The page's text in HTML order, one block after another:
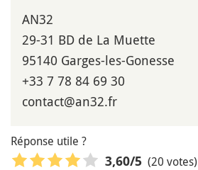
AN32
29-31 BD de La Muette
95140 Garges-les-Gonesse
‪+33 7 78 84 69 30‬
contact@an32.fr
Réponse utile ?
3,60/5 (20 votes)